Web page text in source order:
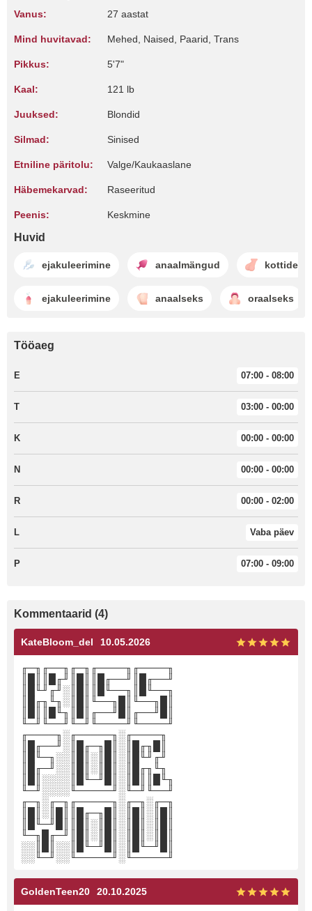
Vanus: 27 aastat
Mind huvitavad: Mehed, Naised, Paarid, Trans
Pikkus: 5'7"
Kaal: 121 lb
Juuksed: Blondid
Silmad: Sinised
Etniline päritolu: Valge/Kaukaaslane
Häbemekarvad: Raseeritud
Peenis: Keskmine
Huvid
ejakuleerimine anaalmängud kottide
ejakuleerimine anaalseks oraalseks
Tööaeg
E 07:00 - 08:00
T 03:00 - 00:00
K 00:00 - 00:00
N 00:00 - 00:00
R 00:00 - 02:00
L Vaba päev
P 07:00 - 09:00
Kommentaarid (4)
KateBloom_del 10.05.2026
╓─╖╓──╖╓─╖╓────╖╓────╖
║█║║█╓╜║█║║█╓──╜║█╓──╜
║█╙╜╓╜░║█║║█╙──╖║█╙──╖
║█╓╖╙╖░║█║╙──╖█║╙──╖█║
║█║║█╙╖║█║╓──╜█║╓──╜█║
╙─╜╙──╜╙─╜╙────╜╙────╜
╓────╖░╓─────╖░╓────╖
║█╓──╜░║█╓─╖█║░║█╓╖█║
║█╙─╖░░║█║░║█║░║█╙╜╓╜
║█╓─╜░░║█║░║█║░║█╓╖╙╖
║█║░░░░║█╙─╜█║░║█║║█╙╖
╙─╜░░░░╙─────╜░╙─╜╙──╜
╓─╖░╓─╖╓─────╖░╓─╖░╓─╖
║█║░║█║║█╓─╖█║░║█║░║█║
║█╙─╜█║║█║░║█║░║█║░║█║
╙─╖█╓─╜║█║░║█║░║█║░║█║
░░║█║░░║█╙─╜█║░║█╙─╜█║
░░╙─╜░░╙─────╜░╙─────╜
GoldenTeen20 20.10.2025